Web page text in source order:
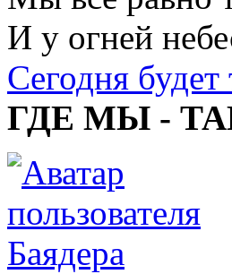
И у огней
Сегодня будет
ГДЕ МЫ -
Баядера